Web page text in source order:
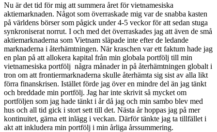
Nu är det tid för mig att summera året för vietnamesiska
aktiemarknaden. Något som överraskade mig var de snabba kasten
på världens börser som pågick under 4-5 veckor för att sedan stuga
synkroniserat norrut. I och med det överraskades jag att även de små
aktiemarknaderna som Vietnam släpade inte efter de ledande
marknaderna i återhämtningen. När kraschen var ett faktum hade jag
en plan på att allokera kapital från min globala portfölj till min
vietnamesiska portfölj några månader in på återhämtningen globalt i
tron om att frontiermarknaderna skulle återhämta sig sist av alla likt
förra finanskrisen. Istället förde jag över en mindre del än jag tänkt
och breddade min portfölj. Jag har inte skrivit så mycket om
portföljen som jag hade tänkt i år då jag och min sambo blev med
hus och all tid gick i stort sett till det. Nästa år hoppas jag på mer
kontinuitet, gärna ett inlägg i veckan. Därför tänkte jag ta tillfället i
akt att inkludera min portfölj i min årliga årssummering.